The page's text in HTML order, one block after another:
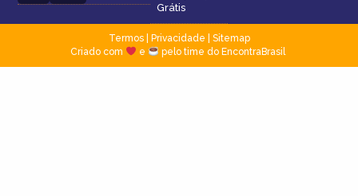
Grátis
Termos| Privacidade
Sitemap
Criado com
e pelo time do EncontraBrasil